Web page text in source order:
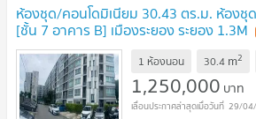
ห้องชุด/คอนโดมิเนียม 30.43 ตร.ม. ห้องชุ
[ชั้น 7 อาคาร B] เมืองระยอง ระยอง 1.3M
1 ห้องนอน 30.4 m2
1,250,000 บาท
29/